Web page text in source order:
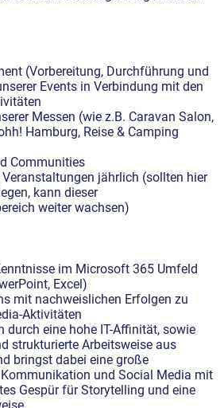
(Vorbereitung, Durchführung und
Events in Verbindung mit den
Messen (wie z.B. Caravan Salon,
Hamburg, Reise & Camping
Communities
jährlich (sollten hier
kann dieser
weiter wachsen)
im Microsoft 365 Umfeld
Excel)
mit nachweislichen Erfolgen zu
Aktivitäten
durch eine hohe IT-Affinität, sowie
strukturierte Arbeitsweise aus
bringst dabei eine große
und Social Media mit
Gespür für Storytelling und eine